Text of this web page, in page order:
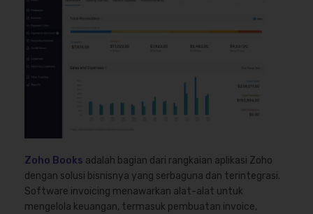
Zoho Books adalah bagian dari rangkaian aplikasi Zoho
dengan solusi bisnisnya yang serbaguna dan terintegrasi.
Software invoicing menawarkan alat-alat untuk
mengelola keuangan, termasuk pembuatan invoice,